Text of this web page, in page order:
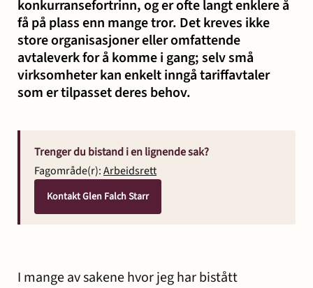
konkurransefortrinn, og er ofte langt enklere å
få på plass enn mange tror. Det kreves ikke
store organisasjoner eller omfattende
avtaleverk for å komme i gang; selv små
virksomheter kan enkelt inngå tariffavtaler
som er tilpasset deres behov.
Trenger du bistand i en lignende sak?
Fagområde(r):Arbeidsrett
Kontakt Glen Falch Starr
I mange av sakene hvor jeg har bistått
anskaffelser
og
avgift
Ta